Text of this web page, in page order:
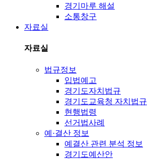
경기마루 해설
소통창구
자료실
자료실
법규정보
입법예고
경기도자치법규
경기도교육청 자치법규
현행법령
선거법사례
예·결산 정보
예결산 관련 분석 정보
경기도예산안